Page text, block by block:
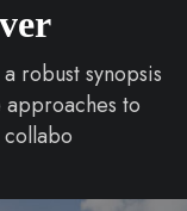
robust synopsis
to